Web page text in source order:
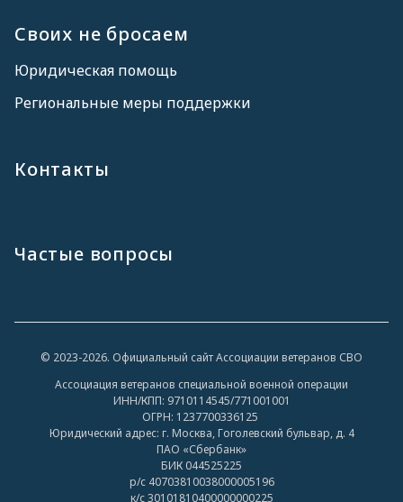
Своих не бросаем
Юридическая помощь
Региональные меры поддержки
Контакты
Частые вопросы
© 2023-2026. Официальный сайт Ассоциации ветеранов СВО
Ассоциация ветеранов специальной военной операции
ИНН/КПП: 9710114545/771001001
ОГРН: 1237700336125
Юридический адрес: г. Москва, Гоголевский бульвар, д. 4
ПАО «Сбербанк»
БИК 044525225
р/с 40703810038000005196
к/с 30101810400000000225